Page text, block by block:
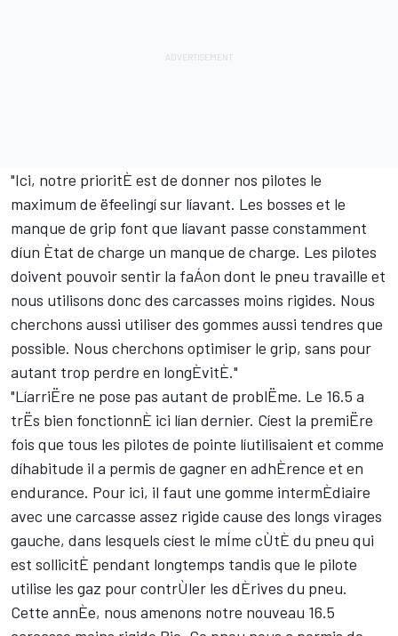
"Ici, notre prioritÈ est de donner nos pilotes le
maximum de ëfeelingí sur líavant. Les bosses et le
manque de grip font que líavant passe constamment
díun Ètat de charge un manque de charge. Les pilotes
doivent pouvoir sentir la faÁon dont le pneu travaille et
nous utilisons donc des carcasses moins rigides. Nous
cherchons aussi utiliser des gommes aussi tendres que
possible. Nous cherchons optimiser le grip, sans pour
autant trop perdre en longÈvitÈ."
"LíarriËre ne pose pas autant de problËme. Le 16.5 a
trËs bien fonctionnÈ ici lían dernier. Cíest la premiËre
fois que tous les pilotes de pointe líutilisaient et comme
díhabitude il a permis de gagner en adhÈrence et en
endurance. Pour ici, il faut une gomme intermÈdiaire
avec une carcasse assez rigide cause des longs virages
gauche, dans lesquels cíest le mÍme cÙtÈ du pneu qui
est sollicitÈ pendant longtemps tandis que le pilote
utilise les gaz pour contrÙler les dÈrives du pneu.
Cette annÈe, nous amenons notre nouveau 16.5